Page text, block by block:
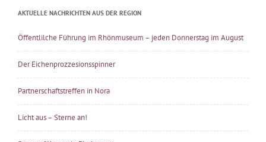
AKTUELLE NACHRICHTEN AUS DER REGION
Öffentlilche Führung im Rhönmuseum – jeden Donnerstag im August
Der Eichenprozzesionsspinner
Partnerschaftstreffen in Nora
Licht aus – Sterne an!